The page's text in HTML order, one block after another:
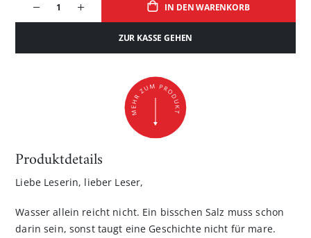
IN DEN WARENKORB
ZUR KASSE GEHEN
Produktdetails
Liebe Leserin, lieber Leser,
Wasser allein reicht nicht. Ein bisschen Salz muss schon
darin sein, sonst taugt eine Geschichte nicht für mare.